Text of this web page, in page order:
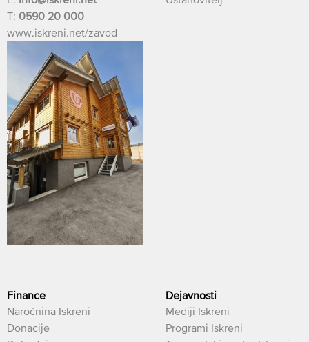
T: 0590 20 000
www.iskreni.net/zavod
Finance
Naročnina Iskreni
Donacije
Dejavnosti
Mediji Iskreni
Programi Iskreni